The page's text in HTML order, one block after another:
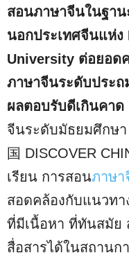
สอนภาษาจีนในฐาน
นอกประเทศจีนแห่
University ต่อยอด
ภาษาจีนระดับประถ
ผลตอบรับดีเกินคาด
จีนระดับมัธยมศึกษา
国 DISCOVER
เรียน การสอนภาษา
สอดคล้องกับแนวทา
ที่มีเนื้อหา ที่ทันสมัย
สื่อสารได้ในสถาน